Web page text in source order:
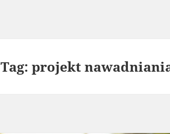
Tag:projekt